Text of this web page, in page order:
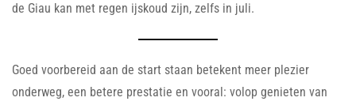
de Giau kan met regen ijskoud zijn, zelfs in juli.
Goed voorbereid aan de start staan betekent meer plezier
onderweg, een betere prestatie en vooral: volop genieten van